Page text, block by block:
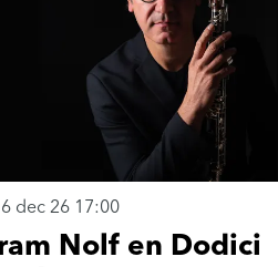
Nolf en Dodici
dec 26 17:00